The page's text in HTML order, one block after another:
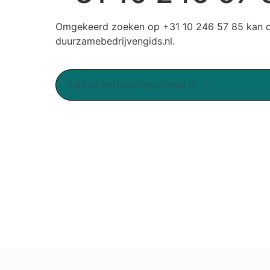
Omgekeerd zoeken op +31 10 246 57 85 kan
duurzamebedrijvengids.nl.